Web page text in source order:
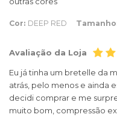
Cor: DEEP RED
Avaliação da Loja
Eu já tinha um bretelle da
atrás, pelo menos e ainda
decidi comprar e me
muito bom, compressão